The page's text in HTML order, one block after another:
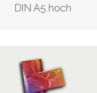
DIN A5 hoch